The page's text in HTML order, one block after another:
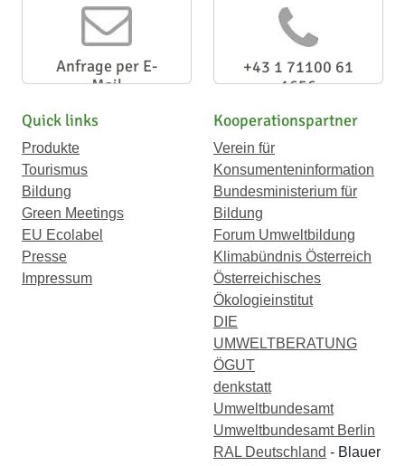
Anfrage per E-
Mail
+43 1 71100 61
1656
Quick links
Produkte
Tourismus
Bildung
Green Meetings
EU Ecolabel
Presse
Impressum
Kooperationspartner
Verein für
Konsumenteninformation
Bundesministerium für
Bildung
Forum Umweltbildung
Klimabündnis Österreich
Österreichisches
Ökologieinstitut
DIE
UMWELTBERATUNG
ÖGUT
denkstatt
Umweltbundesamt
Umweltbundesamt Berlin
RAL Deutschland - Blauer